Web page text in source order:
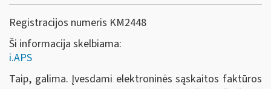
Registracijos numeris KM2448
Ši informacija skelbiama:
i.APS
Taip, galima. Įvesdami elektroninės sąskaitos faktūros